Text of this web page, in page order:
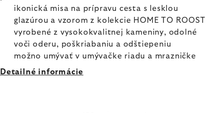
ikonická misa na prípravu cesta s lesklou
glazúrou a vzorom z kolekcie HOME TO ROOST
vyrobené z vysokokvalitnej kameniny, odolné
voči oderu, poškriabaniu a odštiepeniu
možno umývať v umývačke riadu a mrazničke
Detailné informácie